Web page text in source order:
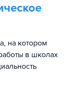
на котором
в школах